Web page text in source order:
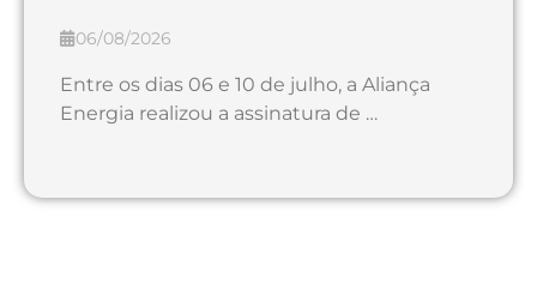
06/08/2026
Entre os dias 06 e 10 de julho, a Aliança
Energia realizou a assinatura de …